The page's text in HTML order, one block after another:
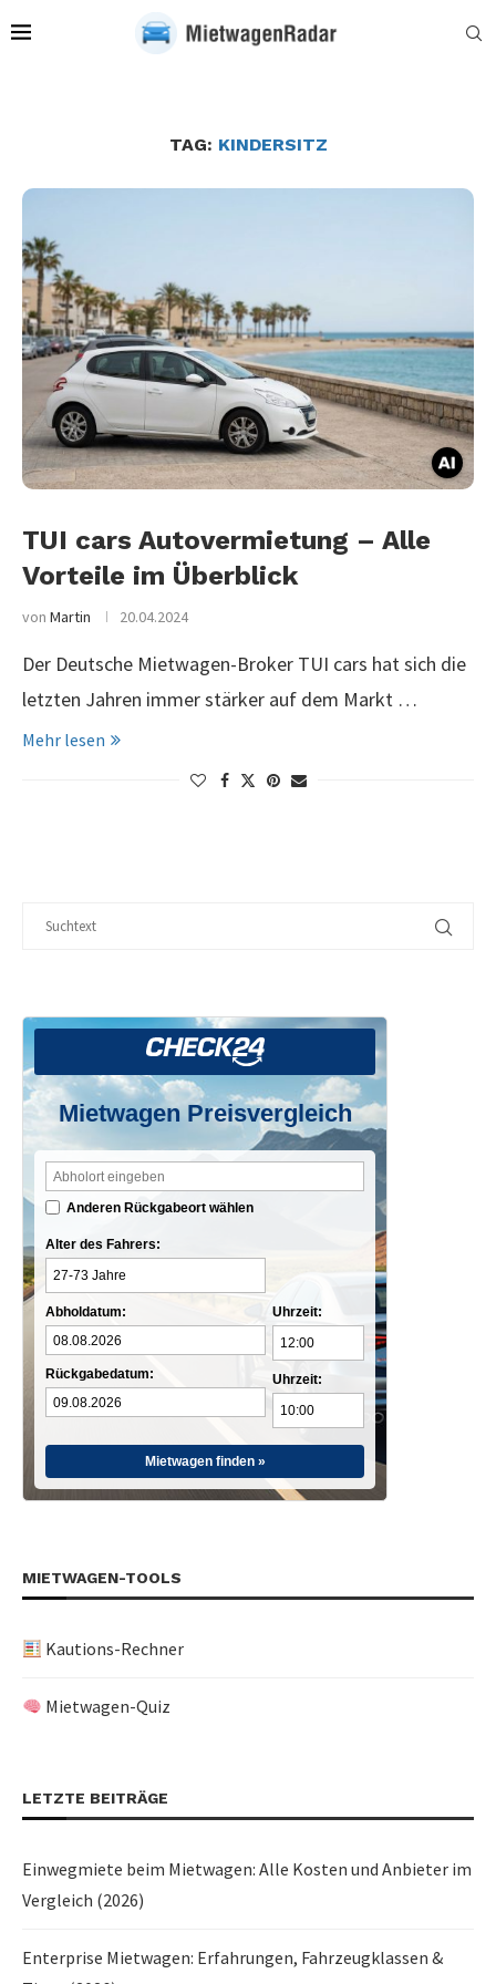
TAG: KINDERSITZ
TUI cars Autovermietung – Alle
Vorteile im Überblick
von Martin 20.04.2024
Der Deutsche Mietwagen-Broker TUI cars hat sich die
letzten Jahren immer stärker auf dem Markt …
Mehr lesen
Mietwagen Preisvergleich
Anderen Rückgabeort wählen
Alter des Fahrers:
Abholdatum:
Rückgabedatum:
Uhrzeit:
Uhrzeit:
Mietwagen finden »
MIETWAGEN-TOOLS
Kautions-Rechner
Mietwagen-Quiz
LETZTE BEITRÄGE
Einwegmiete beim Mietwagen: Alle Kosten und Anbieter im
Vergleich (2026)
Enterprise Mietwagen: Erfahrungen, Fahrzeugklassen &